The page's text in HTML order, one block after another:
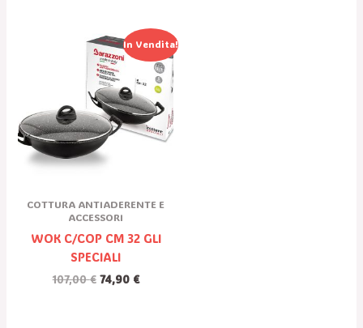
In Vendita!
COTTURA ANTIADERENTE E
ACCESSORI
WOK C/COP CM 32 GLI
SPECIALI
107,00€
Il
Prezzo
Originale
Era:
107,00 €.
74,90 €
Il
Prezzo
Attuale
È:
74,90 €.